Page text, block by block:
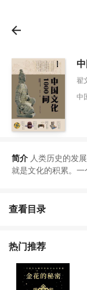
翟
中
人类历史的发
就是文化的积累。 一
简介
查看目录
热门推荐